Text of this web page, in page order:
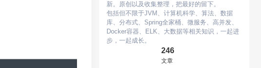
新。原创以及收集整理，把最好的留下。
包括但不限于JVM、计算机科学、算法、数据
库、分布式、Spring全家桶、微服务、高并发、
Docker容器、ELK、大数据等相关知识，一起进
步，一起成长。
246
文章